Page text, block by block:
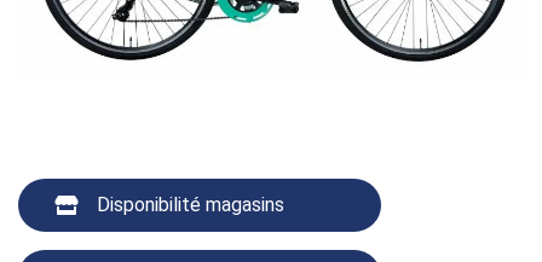
Disponibilité magasins